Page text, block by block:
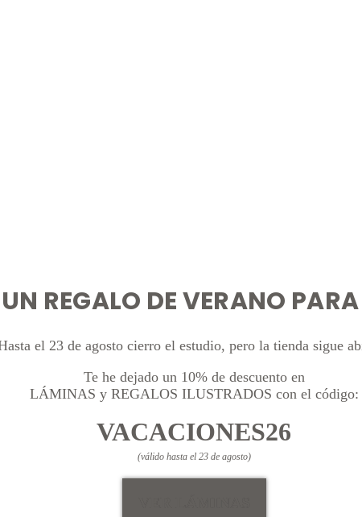
UN REGALO DE VERANO
el 23 de agosto cierro el estudio, pero la tienda sigue
Te he dejado un 10% de descuento en
LÁMINAS y REGALOS ILUSTRADOS con el código:
VACACIONES26
(válido hasta el 23 de agosto)